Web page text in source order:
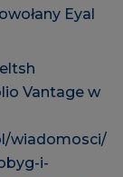
Eyal
Vantage w
wiadomosci/
i-